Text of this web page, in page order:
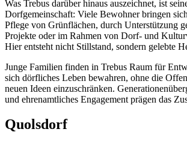
Was Trebus darüber hinaus auszeichnet, ist
Dorfgemeinschaft: Viele Bewohner bringen
Pflege von Grünflächen, durch Unterstützung
Projekte oder im Rahmen von Dorf- und
Hier entsteht nicht Stillstand, sondern gelebte
Junge Familien finden in Trebus Raum für
sich dörfliches Leben bewahren, ohne die
neuen Ideen einzuschränken.
und ehrenamtliches Engagement prägen das
Quolsdorf